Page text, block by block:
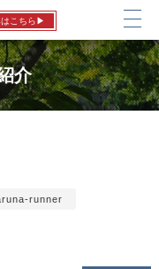
はこちら▶
介
runner